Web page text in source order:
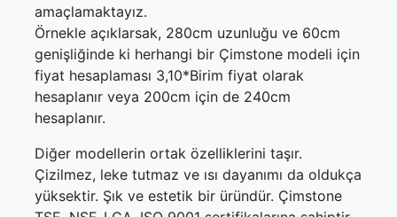
amaçlamaktayız.
Örnekle açıklarsak, 280cm uzunluğu ve 60cm
genişliğinde ki herhangi bir Çimstone modeli için
fiyat hesaplaması 3,10*Birim fiyat olarak
hesaplanır veya 200cm için de 240cm
hesaplanır.
Diğer modellerin ortak özelliklerini taşır.
Çizilmez, leke tutmaz ve ısı dayanımı da oldukça
yüksektir. Şık ve estetik bir üründür. Çimstone